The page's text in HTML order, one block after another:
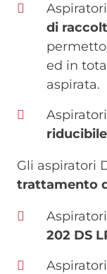
di
ed in
aspirata.
Aspiratori
riducibile
Gli aspiratori
trattamento
202 DS